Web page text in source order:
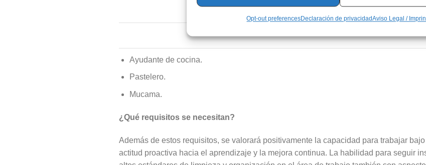
Opt-out preferencesDeclaración de privacidadAviso Legal /
Anuncio
Ayudante de cocina.
Pastelero.
Mucama.
¿Qué requisitos se necesitan?
Además de estos requisitos, se valorará positivamente la capacidad para trabajar
actitud proactiva hacia el aprendizaje y la mejora continua. La habilidad para seguir